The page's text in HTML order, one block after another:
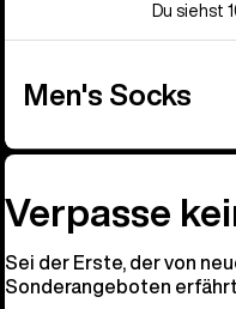
Du siehst
Men's Socks
Verpasse
Sei der Erste, der von
Sonderangeboten erfährt.